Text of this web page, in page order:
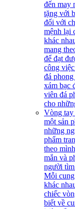
đến may
tặng với
đối với
mệnh lại
khác
mang
để đạt
công
đá
xám bạc
viên đá
cho
Vòng tay
một sản
những
phẩm
theo
mắn và
người tìm
Mỗi cung
khác
chiếc
biết về